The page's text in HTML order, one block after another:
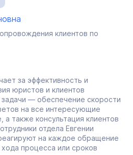
клиентов по
за эффективность и
юристов и клиентов
— обеспечение скорости
на все интересующие
а также консультация клиентов
отдела Евгении
на каждое обращение
процесса или сроков